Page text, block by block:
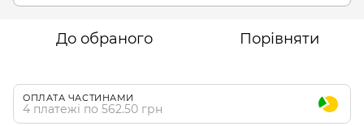
До обраного Порівняти
ОПЛАТА ЧАСТИНАМИ
4 платежі по 562.50 грн